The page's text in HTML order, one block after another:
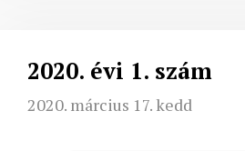
2020. évi 1. szám
2020. március 17. kedd